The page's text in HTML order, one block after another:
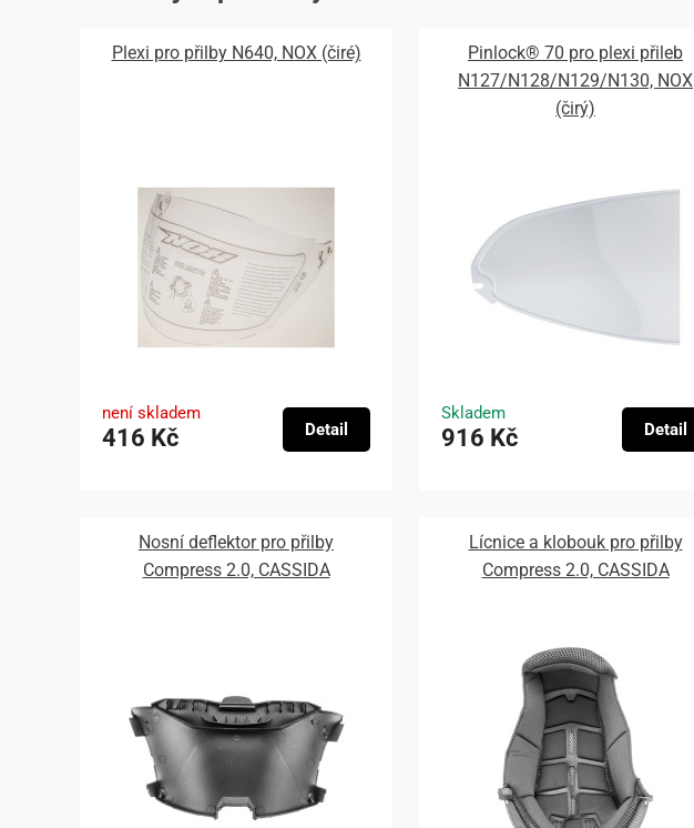
Plexi pro přilby N640, NOX (čiré)
není skladem
416 Kč Detail
Pinlock® 70 pro plexi přileb
N127/N128/N129/N130, NOX
(čirý)
Skladem
916 Kč Detail
Nosní deflektor pro přilby
Compress 2.0, CASSIDA
Lícnice a klobouk pro přilby
Compress 2.0, CASSIDA